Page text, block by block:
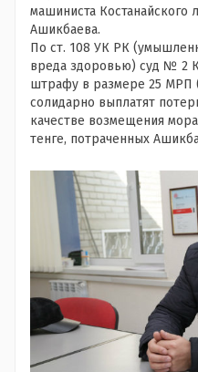
машиниста Костанайского
Ашикбаева.
По ст. 108 УК РК
вреда здоровью) суд № 2
штрафу в размере 25 МРП
солидарно выплатят
качестве возмещения
тенге, потраченных